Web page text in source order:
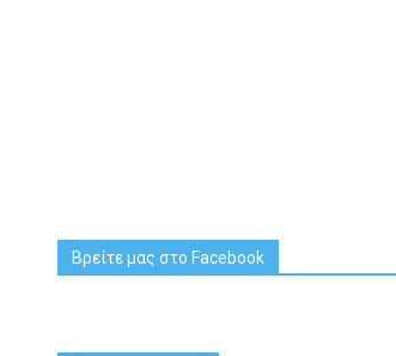
Βρείτε μας στο Facebook